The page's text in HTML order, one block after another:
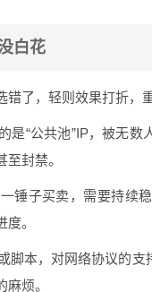
白花
了，轻则效果打折，
是“公共池”IP，被无
封禁。
锤子买卖，需要持续
。
脚本，对网络协议的
烦。